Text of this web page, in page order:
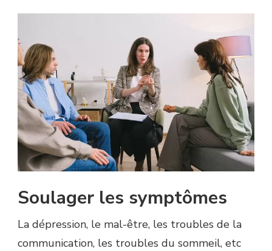
Soulager les symptômes
La dépression, le mal-être, les troubles de la
communication, les troubles du sommeil, etc